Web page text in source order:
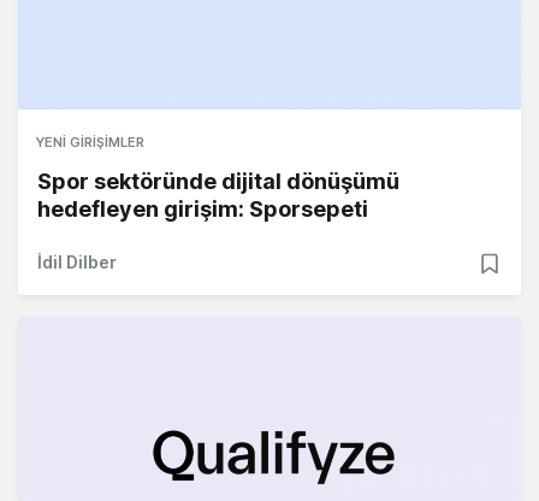
YENI GIRIŞIMLER
Spor sektöründe dijital dönüşümü
hedefleyen girişim: Sporsepeti
İdil Dilber